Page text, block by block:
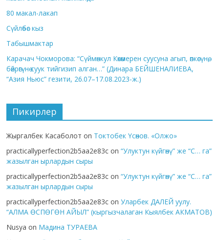
80 макал-лакап
Сүйлөбөс кыз
Табышмактар
Карачач Чокморова: “Сүймөнкул Көкөмерен суусуна агып, өпкөсүнө,
бөйрөгүнө суук тийгизип алган…” (Динара БЕЙШЕНАЛИЕВА,
“Азия Ньюс” гезити, 26.07–17.08.2023-ж.)
Пикирлер
Жыргалбек Касаболот on Токтобек Үсөнов. «Олжо»
practicallyperfection2b5aa2e83c on“Улуктун күйгөнү” же “С… га”
жазылган ырлардын сыры
practicallyperfection2b5aa2e83c on“Улуктун күйгөнү” же “С… га”
жазылган ырлардын сыры
practicallyperfection2b5aa2e83c onУларбек ДАЛЕЙ уулу.
“АЛМА ӨСПӨГӨН АЙЫЛ” (кыргызчалаган Кыялбек АКМАТОВ)
Nusya on Мадина ТУРАЕВА